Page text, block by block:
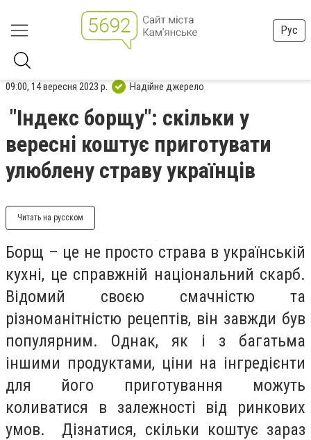
Рус
09:00, 14 вересня 2023 р. Надійне джерело
"Індекс борщу": скільки у
вересні коштує приготувати
улюблену страву українців
Читать на русском
Борщ – це не просто страва в українській
кухні, це справжній національний скарб.
Відомий своєю смачністю та
різноманітністю рецептів, він завжди був
популярним. Однак, як і з багатьма
іншими продуктами, ціни на інгредієнти
для його приготування можуть
коливатися в залежності від ринкових
умов. Дізнатися, скільки коштує зараз